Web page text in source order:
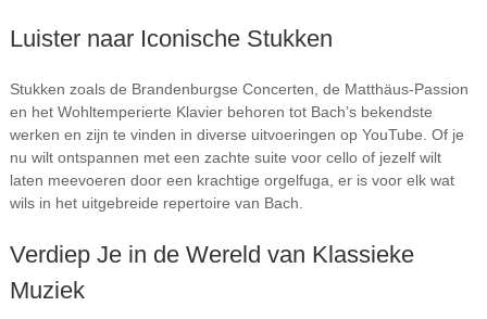
Luister naar Iconische Stukken
Stukken zoals de Brandenburgse Concerten, de Matthäus-Passion
en het Wohltemperierte Klavier behoren tot Bach’s bekendste
werken en zijn te vinden in diverse uitvoeringen op YouTube. Of je
nu wilt ontspannen met een zachte suite voor cello of jezelf wilt
laten meevoeren door een krachtige orgelfuga, er is voor elk wat
wils in het uitgebreide repertoire van Bach.
Verdiep Je in de Wereld van Klassieke
Muziek